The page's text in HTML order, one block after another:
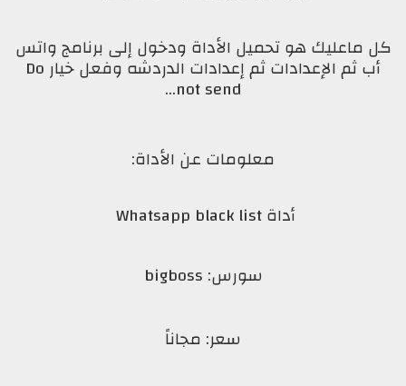
كل ماعليك هو تحميل الأداة ودخول إلى برنامج واتس
أب ثم الإعدادات ثم إعدادات الدردشه وفعل خيار Do
not send...
معلومات عن الأداة:
أداةWhatsapp black list
سورس: bigboss
سعر: مجاناً